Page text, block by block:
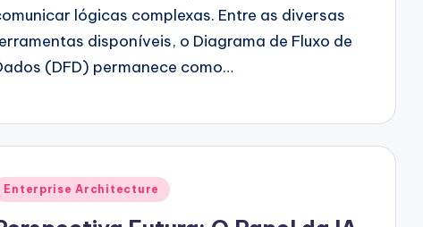
lógicas complexas. Entre as diversas
disponíveis, o Diagrama de Fluxo de
(DFD) permanece como…
Enterprise Architecture